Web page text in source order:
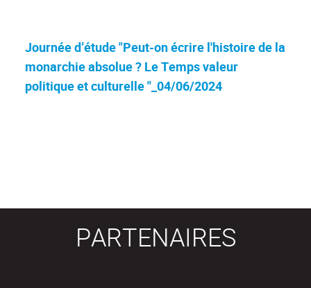
Journée d’étude "Peut-on écrire l'histoire de la
monarchie absolue ? Le Temps valeur
politique et culturelle "_04/06/2024
PARTENAIRES